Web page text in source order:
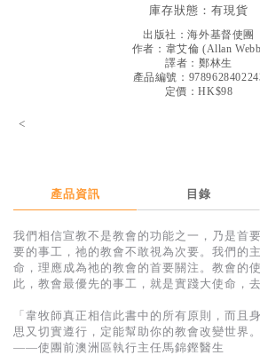
暢銷榜
中文二手書
英文二手書
電子書
庫存狀態： 有現貨
出版社：海外基督使團
作者： 韋艾倫 (Allan Webb
譯者： 鄭林生
產品編號：
定價：HK$98
<
產品資訊 目錄
我們相信宣教不是教會的功能之一，乃是首
要的事工，祂的教會不敢視為次要。我們的
命，理應成為祂的教會的首要關注。教會的
此，教會最優先的事工，就是實踐大使命，
「韋牧師真正相信此書中的所有原則，而且
思又切實遵行，定能幫助你的教會改變世界。
——使團前澳洲區執行主任馬錦鏗醫生